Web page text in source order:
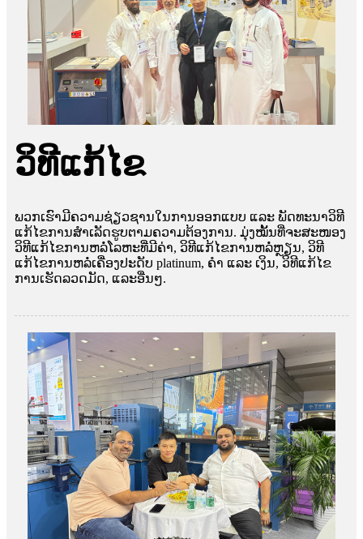
ວິທີແກ້ໄຂ
ພວກເຮົາມີຄວາມຊ່ຽວຊານໃນການອອກແບບ ແລະ ພັດທະນາວິທີ
ແກ້ໄຂການສຳເລັດຮູບຕາມຄວາມຕ້ອງການ. ມຸ່ງໝັ້ນທີ່ຈະສະໜອງ
ວິທີແກ້ໄຂການຫລໍ່ໂລຫະທີ່ມີຄ່າ, ວິທີແກ້ໄຂການຫລໍ່ຫຼຽນ, ວິທີ
ແກ້ໄຂການຫລໍ່ເຄື່ອງປະດັບ platinum, ຄຳ ແລະ ເງິນ, ວິທີແກ້ໄຂ
ການເຮັດລວດມັດ, ແລະອື່ນໆ.